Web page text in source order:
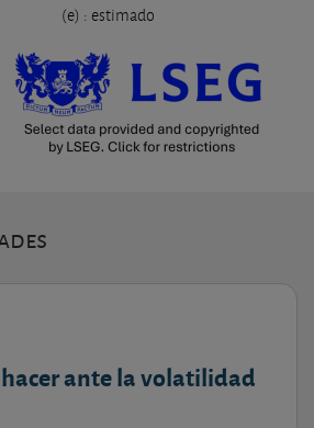
(e) : estimado
ante la volatilidad